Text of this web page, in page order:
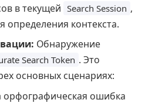
в текущей Search Session ,
определения контекста.
Обнаружение
Search Token . Это
основных сценариях:
ошибка